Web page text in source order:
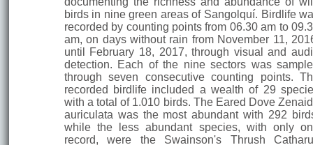
birds in nine green areas of Sangolquí. Birdlife
recorded by counting points from 06.30 am to
am, on days without rain from November 11,
until February 18, 2017, through visual and
detection. Each of the nine sectors was
through seven consecutive counting points.
recorded birdlife included a wealth of 29
with a total of 1.010 birds. The Eared Dove
auriculata was the most abundant with 292
while the less abundant species, with only
record, were the Swainson's Thrush